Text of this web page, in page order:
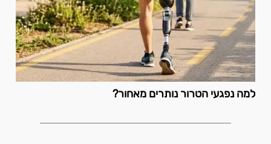
למה נפגעי הטרור נותרים מאחור?